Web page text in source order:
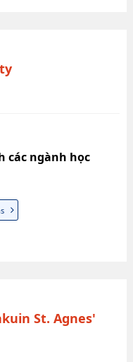
các ngành học
St. Agnes'